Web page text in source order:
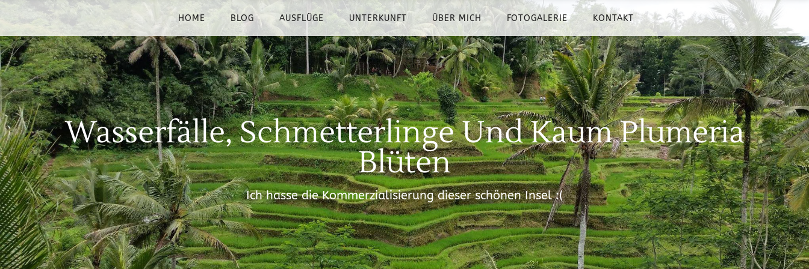
HOME BLOG AUSFLÜGE UNTERKUNFT ÜBER MICH FOTOGALERIE KONTAKT
Wasserfälle, Schmetterlinge Und Kaum Plumeria
Blüten
Ich hasse die Kommerzialisierung dieser schönen Insel :(